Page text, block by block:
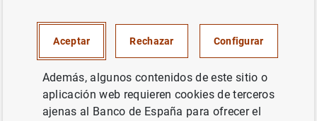
Aceptar Rechazar Configurar
Además, algunos contenidos de este sitio o
aplicación web requieren cookies de terceros
ajenas al Banco de España para ofrecer el